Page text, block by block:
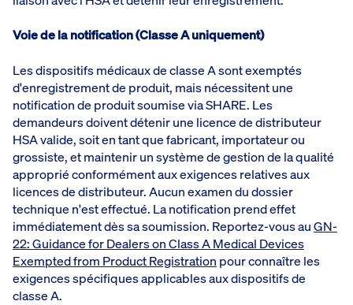
Voie de la notification (Classe A uniquement)
Les dispositifs médicaux de classe A sont exemptés
d'enregistrement de produit, mais nécessitent une
notification de produit soumise via SHARE. Les
demandeurs doivent détenir une licence de distributeur
HSA valide, soit en tant que fabricant, importateur ou
grossiste, et maintenir un système de gestion de la qualité
approprié conformément aux exigences relatives aux
licences de distributeur. Aucun examen du dossier
technique n'est effectué. La notification prend effet
immédiatement dès sa soumission. Reportez-vous auGN-
22: Guidance for Dealers on Class A Medical Devices
Exempted from Product Registration pour connaître les
exigences spécifiques applicables aux dispositifs de
classe A.